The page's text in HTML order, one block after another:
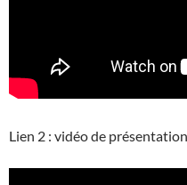
Lien 2 : vidéo de